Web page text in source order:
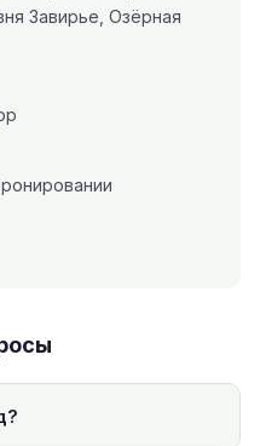
Завирье, Озёрная